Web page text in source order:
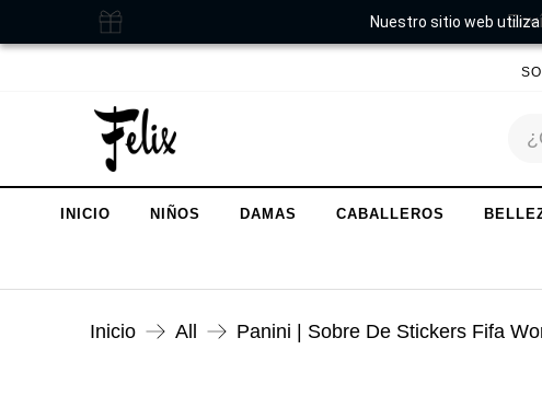
Nuestro sitio web utiliza
INICIO NIÑOS DAMAS CABALLEROS
Inicio All Panini | Sobre De Stickers Fifa